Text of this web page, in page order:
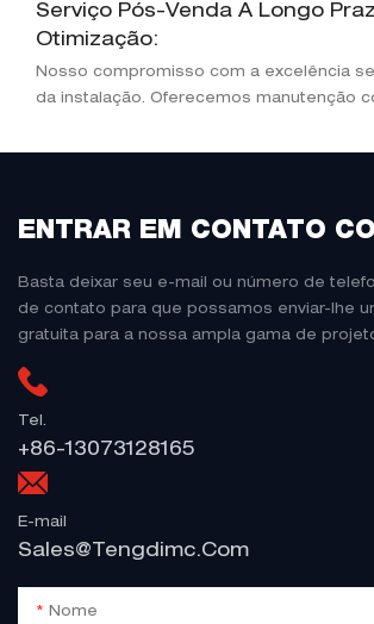
Serviço Pós-Venda A Longo
Otimização:
Nosso compromisso com a excelência
da instalação. Oferecemos manutenção
otimização de desempenho, garantindo
ENTRAR EM CONTATO
Basta deixar seu e-mail ou número de
de contato para que possamos enviar-lhe
gratuita para a nossa ampla gama de
Tel.
+86-13073128165
E-mail
Sales@tengdimc.com
Nome